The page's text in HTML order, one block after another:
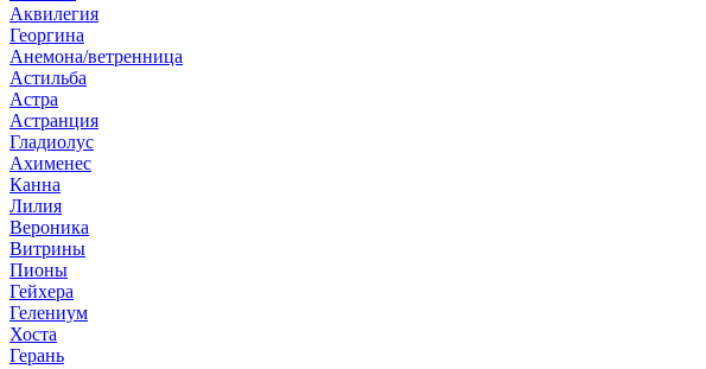
Аквилегия
Георгина
Анемона/ветренница
Астильба
Астра
Астранция
Гладиолус
Ахименес
Канна
Лилия
Вероника
Витрины
Пионы
Гейхера
Гелениум
Хоста
Герань